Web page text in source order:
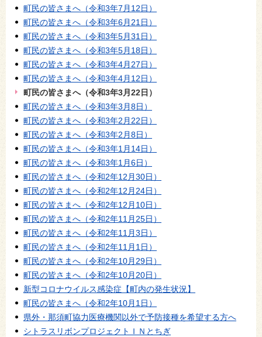
町民の皆さまへ（令和3年7月12日）
町民の皆さまへ（令和3年6月21日）
町民の皆さまへ（令和3年5月31日）
町民の皆さまへ（令和3年5月18日）
町民の皆さまへ（令和3年4月27日）
町民の皆さまへ（令和3年4月12日）
町民の皆さまへ（令和3年3月22日）
町民の皆さまへ（令和3年3月8日）
町民の皆さまへ（令和3年2月22日）
町民の皆さまへ（令和3年2月8日）
町民の皆さまへ（令和3年1月14日）
町民の皆さまへ（令和3年1月6日）
町民の皆さまへ（令和2年12月30日）
町民の皆さまへ（令和2年12月24日）
町民の皆さまへ（令和2年12月10日）
町民の皆さまへ（令和2年11月25日）
町民の皆さまへ（令和2年11月3日）
町民の皆さまへ（令和2年11月1日）
町民の皆さまへ（令和2年10月29日）
町民の皆さまへ（令和2年10月20日）
新型コロナウイルス感染症【町内の発生状況】
町民の皆さまへ（令和2年10月1日）
県外・那須町協力医療機関以外で予防接種を希望する方へ
シトラスリボンプロジェクトＩＮとちぎ